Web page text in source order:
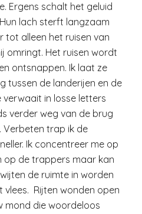
Ergens schalt het geluid
lach sterft langzaam
tot alleen het ruisen van
omringt. Het ruisen wordt
ontsnappen. Ik laat ze
tussen de landerijen en de
verwaait in losse letters
verder weg van de brug
Verbeten trap ik de
Ik concentreer me op
op de trappers maar kan
de ruimte in worden
vlees. Rijten wonden open
mond die woordeloos